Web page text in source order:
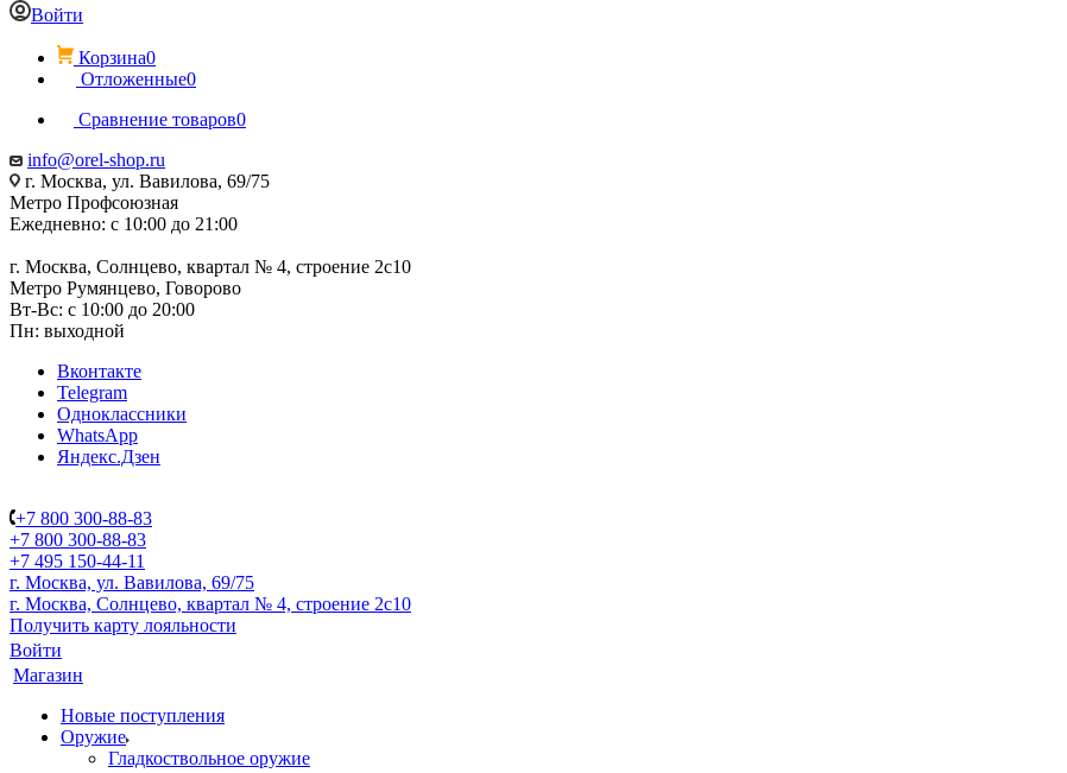
Войти
Корзина0
Отложенные0
Сравнение товаров0
info@orel-shop.ru
г. Москва, ул. Вавилова, 69/75
Метро Профсоюзная
Ежедневно: с 10:00 до 21:00
г. Москва, Солнцево, квартал № 4, строение 2с10
Метро Румянцево, Говорово
Вт-Вс: с 10:00 до 20:00
Пн: выходной
Вконтакте
Telegram
Одноклассники
WhatsApp
Яндекс.Дзен
+7 800 300-88-83
+7 800 300-88-83
+7 495 150-44-11
г. Москва, ул. Вавилова, 69/75
г. Москва, Солнцево, квартал № 4, строение 2с10
Получить карту лояльности
Войти
Магазин
Новые поступления
Оружие
Гладкоствольное оружие